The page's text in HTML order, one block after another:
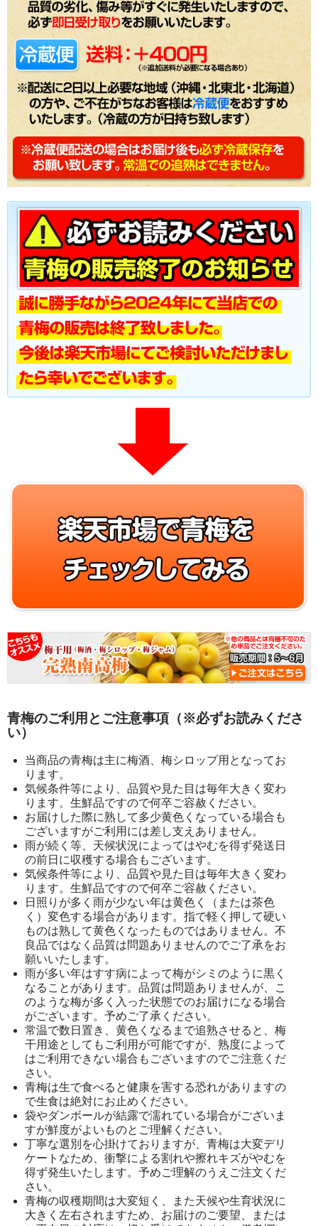
青梅のご利用とご注意事項（※必ずお読みくださ
い）
当商品の青梅は主に梅酒、梅シロップ用となってお
ります。
気候条件等により、品質や見た目は毎年大きく変わ
ります。生鮮品ですので何卒ご容赦ください。
お届けした際に熟して多少黄色くなっている場合も
ございますがご利用には差し支えありません。
雨が続く等、天候状況によってはやむを得ず発送日
の前日に収穫する場合もございます。
気候条件等により、品質や見た目は毎年大きく変わ
ります。生鮮品ですので何卒ご容赦ください。
日照りが多く雨が少ない年は黄色く（または茶色
く）変色する場合があります。指で軽く押して硬い
ものは熟して黄色くなったものではありません。不
良品ではなく品質は問題ありませんのでご了承をお
願いいたします。
雨が多い年はすす病によって梅がシミのように黒く
なることがあります。品質は問題ありませんが、こ
のような梅が多く入った状態でのお届けになる場合
がございます。予めご了承ください。
常温で数日置き、黄色くなるまで追熟させると、梅
干用途としてもご利用が可能ですが、熟度によって
はご利用できない場合もございますのでご注意くだ
さい。
青梅は生で食べると健康を害する恐れがありますの
で生食は絶対にお止めください。
袋やダンボールが結露で濡れている場合がございま
すが鮮度がよいものとご理解ください。
丁寧な選別を心掛けておりますが、青梅は大変デリ
ケートなため、衝撃による割れや擦れキズがやむを
得ず発生いたします。予めご理解のうえご注文くだ
さい。
青梅の収穫期間は大変短く、また天候や生育状況に
大きく左右されますため、お届けのご要望、または